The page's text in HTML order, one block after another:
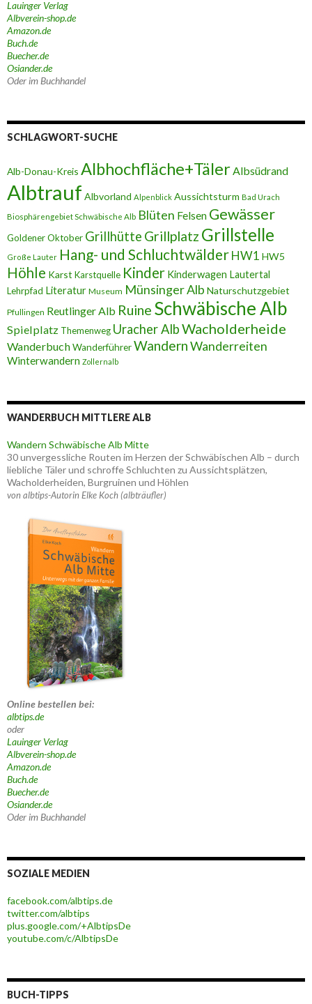
Lauinger Verlag
Albverein-shop.de
Amazon.de
Buch.de
Buecher.de
Osiander.de
Oder im Buchhandel
SCHLAGWORT-SUCHE
Alb-Donau-Kreis Albhochfläche+TälerAlbsüdrand
Albtrauf Albvorland Alpenblick Aussichtsturm Bad Urach
Biosphärengebiet Schwäbische Alb Blüten Felsen Gewässer
Goldener Oktober Grillhütte Grillplatz Grillstelle
Große Lauter Hang- und SchluchtwälderHW1 HW5
Höhle Karst Karstquelle Kinder Kinderwagen Lautertal
Lehrpfad Literatur Museum Münsinger Alb Naturschutzgebiet
Pfullingen Reutlinger Alb Ruine Schwäbische Alb
Spielplatz Themenweg Uracher AlbWacholderheide
WanderbuchWanderführerWandernWanderreiten
Winterwandern Zollernalb
WANDERBUCH MITTLERE ALB
Wandern Schwäbische Alb Mitte
30 unvergessliche Routen im Herzen der Schwäbischen Alb – durch
liebliche Täler und schroffe Schluchten zu Aussichtsplätzen,
Wacholderheiden, Burgruinen und Höhlen
von albtips-Autorin Elke Koch (albträufler)
Online bestellen bei:
albtips.de
oder
Lauinger Verlag
Albverein-shop.de
Amazon.de
Buch.de
Buecher.de
Osiander.de
Oder im Buchhandel
SOZIALE MEDIEN
facebook.com/albtips.de
twitter.com/albtips
plus.google.com/+AlbtipsDe
youtube.com/c/AlbtipsDe
BUCH-TIPPS